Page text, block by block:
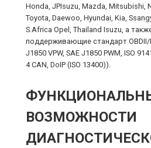
Honda, JPIsuzu, Mazda, Mitsubishi,
Toyota, Daewoo, Hyundai, Kia,
S.Africa Opel, Thailand Isuzu, а
поддерживающие стандарт OBDII/
J1850 VPW, SAE J1850 PWM, ISO
4 CAN, DoIP (ISO 13400)).
ВОЗМОЖНОСТИ